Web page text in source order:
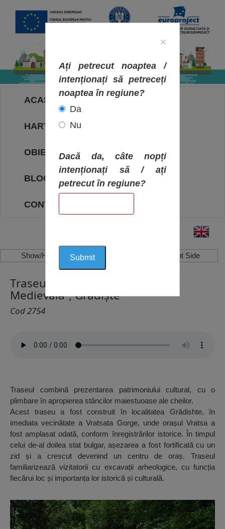
ACASA
HARTA OBIECTIVELOR
OBIECTIVE
BLOG
CONTACT
Show/Hide Left Side Show/Hide Right Side
Traseul Istoric “Vratița Antică și
Medievală”, Grădiște
Cod 2754
Traseul combină prezentarea patrimoniului cultural, cu o
plimbare în apropierea stâncilor maiestuoase ale cheilor.
Acest traseu a fost construit în localitatea Grădishte, în
imediata vecinătate a Vratsata Gorge, unde orașul Vratsa a
fost amplasat odată, conform înregistrărilor istorice. În timpul
celui de-al doilea stat bulgar, așezarea a fost fortificată cu un
zid și a crescut devenind un centru de oraș. Traseul
familiarizează vizitatorii cu excavații arheologice, cu funcția
fiecărui loc și importanța lor istorică și culturală.
×
Ați petrecut noaptea /
intenționați să petreceți
noaptea în regiune?
Da
Nu
Dacă da, câte nopți
intenționați să / ați
petrecut în regiune?